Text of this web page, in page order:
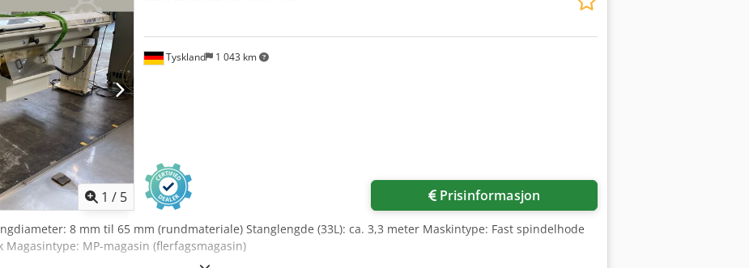
1 / 5
Tyskland 1 043 km
Prisinformasjon
8 mm til 65 mm (rundmateriale) Stanglengde (33L): ca. 3,3 meter Maskintype: Fast spindelhode
Magasintype: MP-magasin (flerfagsmagasin)